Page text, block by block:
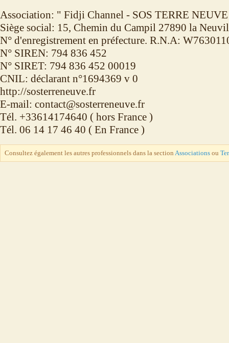
Association: " Fidji Channel - SOS TERRE
Siège social: 15, Chemin du Campil 27890 la
N° d'enregistrement en préfecture. R.N.A:
N° SIREN: 794 836 452
N° SIRET: 794 836 452 00019
CNIL: déclarant n°1694369 v 0
http://sosterreneuve.fr
E-mail: contact@sosterreneuve.fr
Tél. +33614174640 ( hors France )
Tél. 06 14 17 46 40 ( En France )
Consultez également les autres professionnels dans la section Associations ou